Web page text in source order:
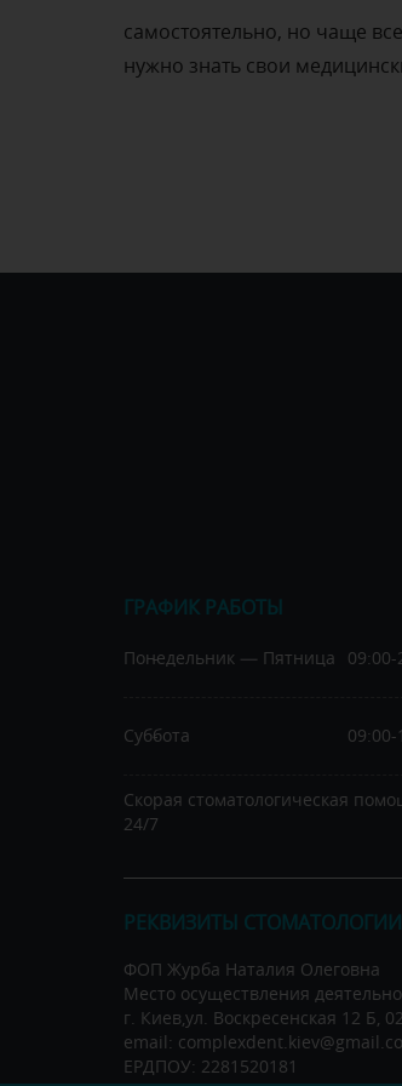
самостоятельно, но чаще
нужно знать свои
ГРАФИК РАБОТЫ
Понедельник — Пятница 09:00-
Суббота 09:00-
Скорая стоматологическая
24/7
РЕКВИЗИТЫ
ФОП Журба Наталия Олеговна
Место осуществления
г. Киев,ул. Воскресенская 12 Б,
email:
ЕРДПОУ: 2281520181